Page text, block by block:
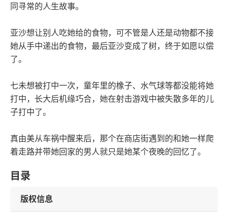
同寻常的人生故事。
亚沙想让别人吃她给的食物，可不管是人还是动物都不接
她从手中递出的食物，最后亚沙变成了树，终于如愿以偿
了。
七未想被打中一次，童年里的橡子、水气球等都没能将她
打中，长大后机缘巧合，她在射击游戏中被失散多年的儿
子打中了。
真由美从车祸中醒来后，那个在商店街遇到的和她一样爬
着走路并带她回家的男人就只是她某个夜晚的回忆了。
目录
版权信息